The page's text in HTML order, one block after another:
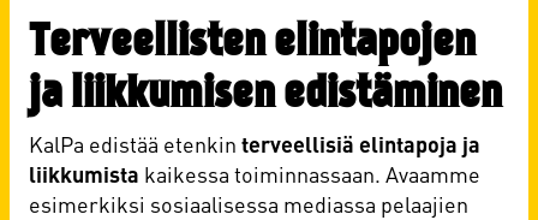
Terveellisten elintapojen
ja liikkumisen edistäminen
KalPa edistää etenkin terveellisiä elintapoja ja
liikkumista kaikessa toiminnassaan. Avaamme
esimerkiksi sosiaalisessa mediassa pelaajien